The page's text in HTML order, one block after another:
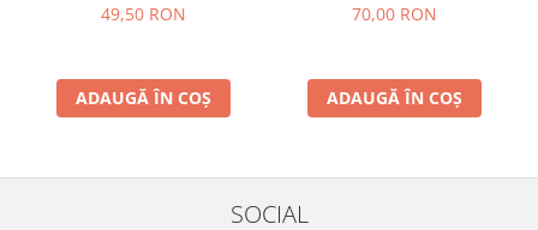
volumul 2
49,50 RON
ADAUGĂ ÎN COȘ
70,00 RON
ADAUGĂ ÎN COȘ
SOCIAL